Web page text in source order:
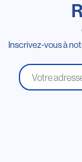
Inscrivez-vous à